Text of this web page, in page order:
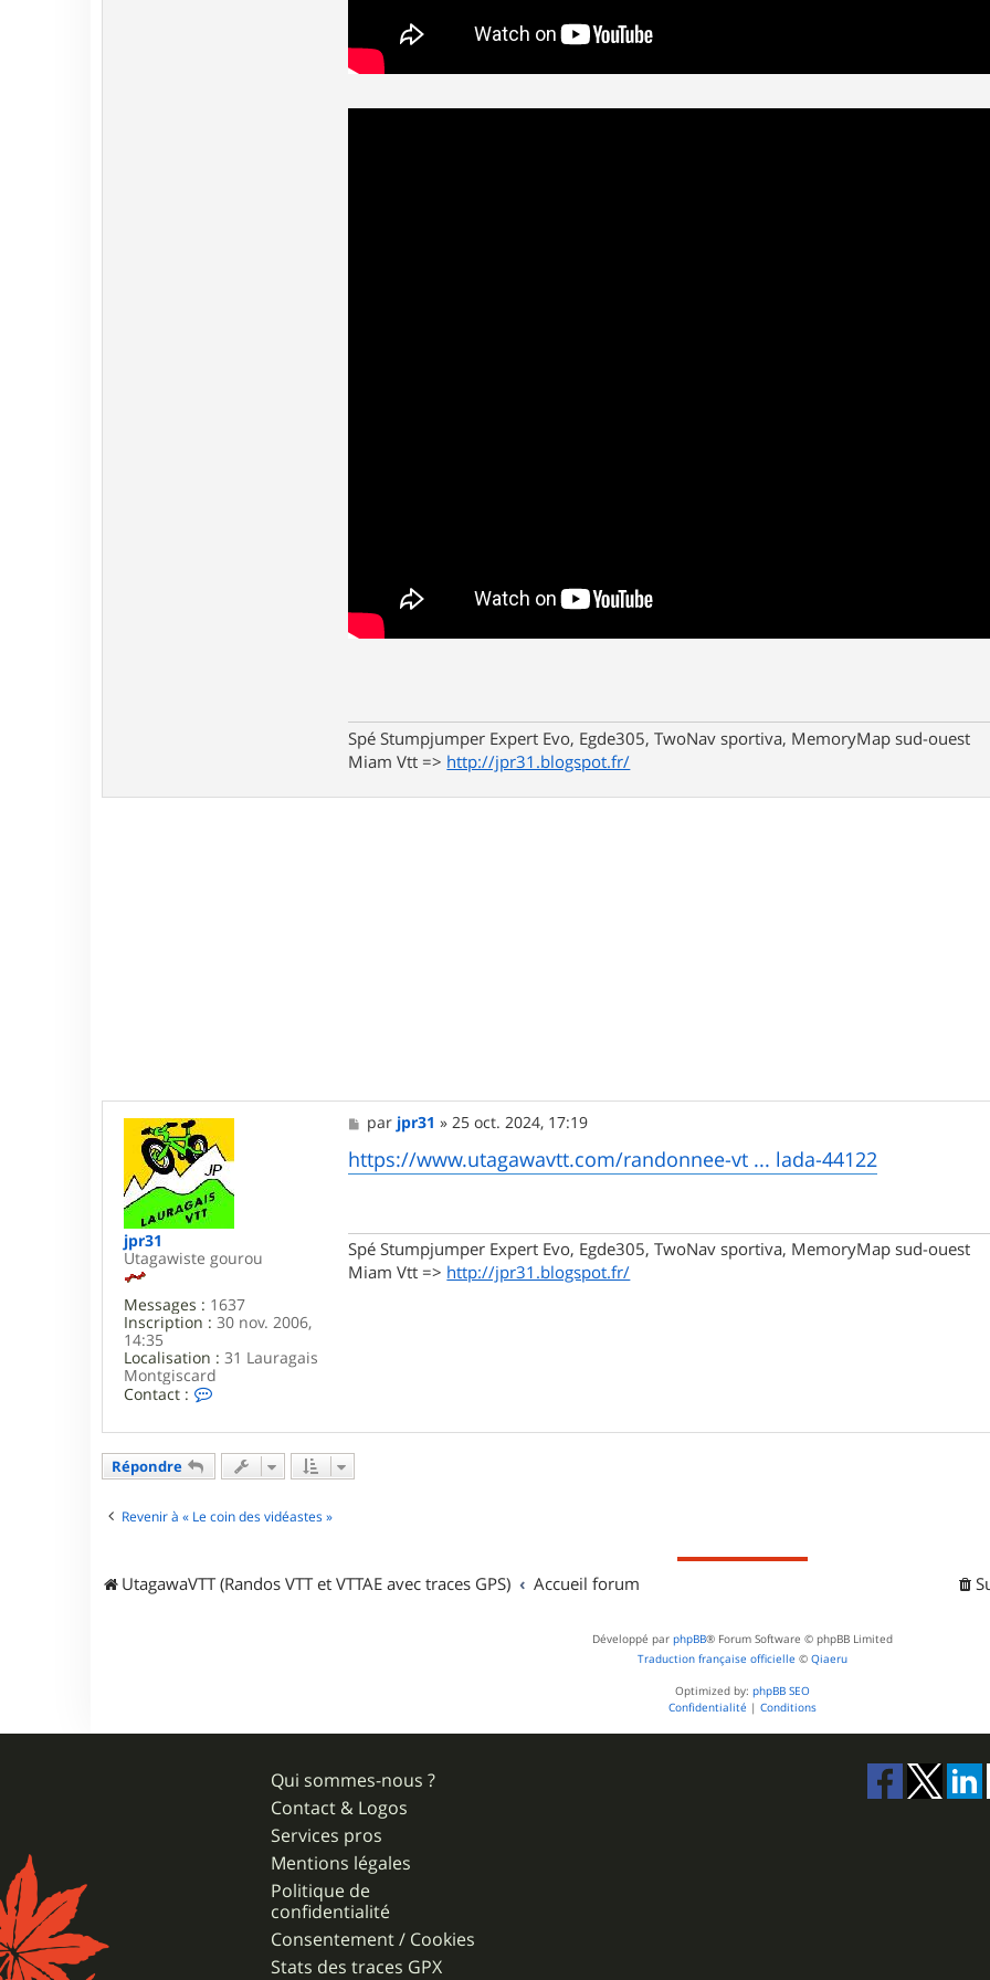
Spé Stumpjumper Expert Evo, Egde305, TwoNav sportiva, MemoryMap sud-ouest
Miam Vtt => http://jpr31.blogspot.fr/
jpr31
Utagawiste gourou
Messages : 1637
Inscription : 30 nov. 2006,
14:35
Localisation : 31 Lauragais
Montgiscard
Contact :
c
e
r
M
e
s
s
par jpr31 » 25 oct. 2024, 17:19
https://www.utagawavtt.com/randonnee-vt ... lada-44122
Spé Stumpjumper Expert Evo, Egde305, TwoNav sportiva, MemoryMap sud-ouest
Miam Vtt => http://jpr31.blogspot.fr/
Répondre
Revenir à « Le coin des vidéastes »
UtagawaVTT (Randos VTT et VTTAE avec traces GPS) Accueil forum
Développé par phpBB® Forum Software © phpBB Limited
Traduction française officielle © Qiaeru
Optimized by: phpBB SEO
Confidentialité | Conditions
Qui sommes-nous ?
Contact & Logos
Services pros
Mentions légales
Politique de
confidentialité
Consentement / Cookies
Stats des traces GPX